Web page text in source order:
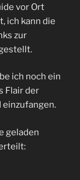
vor Ort
ich kann die
zur
ich noch ein
Flair der
geladen